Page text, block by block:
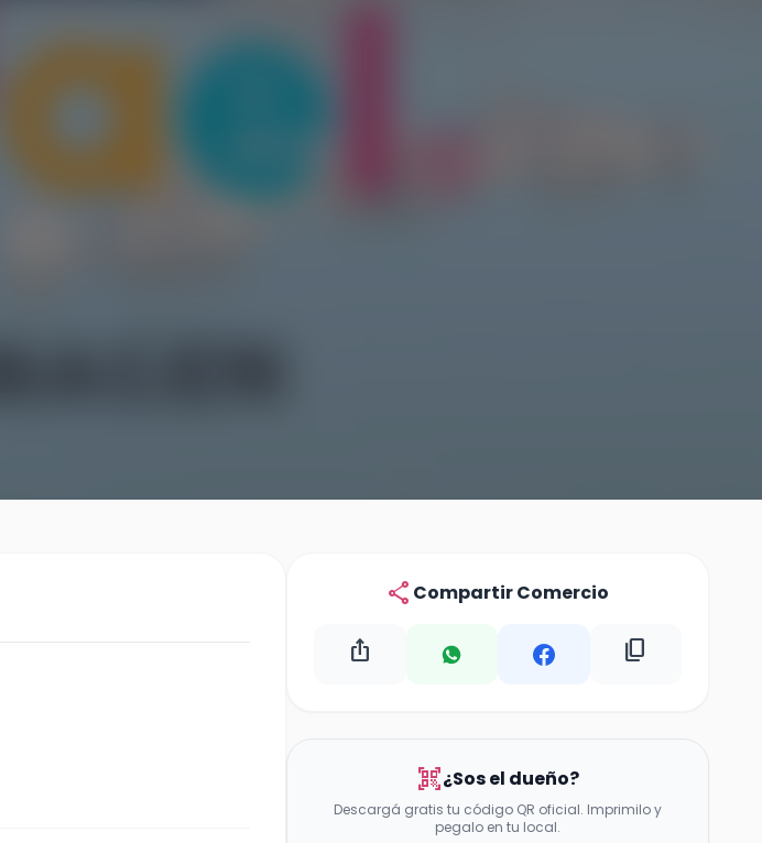
share Compartir Comercio
ios_share content_copy
qr_code_scanner¿Sos el dueño?
Descargá gratis tu código QR oficial. Imprimilo y
pegalo en tu local.